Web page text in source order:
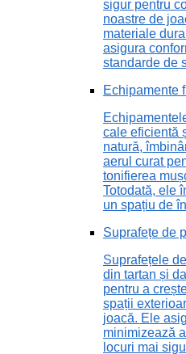
sigur pentru
noastre de
materiale
asigura
standarde de
Echipamente
cale eficientă
natură,
aerul curat
tonifierea
Totodată, ele
un spațiu de
Suprafețe de
Suprafețele
din tartan și
pentru a
spații
joacă. Ele
minimizează
locuri mai